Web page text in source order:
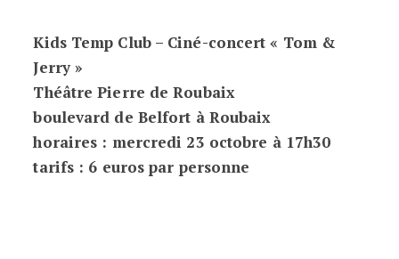
Kids Temp Club – Ciné-concert « Tom &
Jerry »
Théâtre Pierre de Roubaix
boulevard de Belfort à Roubaix
horaires : mercredi 23 octobre à 17h30
tarifs : 6 euros par personne